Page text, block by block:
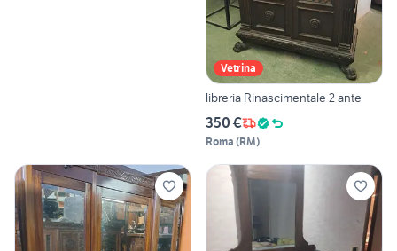
Vetrina
libreria Rinascimentale 2 ante
350 €
Roma (RM)